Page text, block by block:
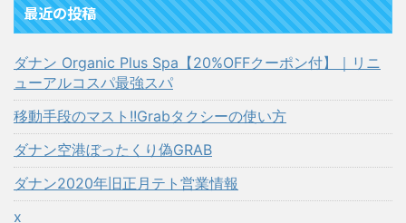
最近の投稿
ダナン Organic Plus Spa【20%OFFクーポン付】｜リニ
ューアルコスパ最強スパ
移動手段のマスト!!Grabタクシーの使い方
ダナン空港ぼったくり偽GRAB
ダナン2020年旧正月テト営業情報
x